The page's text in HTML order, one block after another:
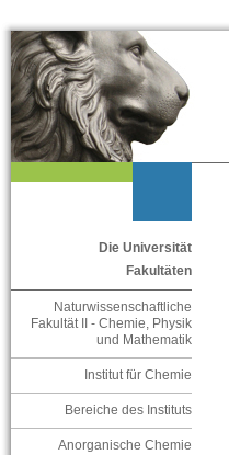
Die Universität
Fakultäten
Naturwissenschaftliche
Fakultät II - Chemie, Physik
und Mathematik
Institut für Chemie
Bereiche des Instituts
Anorganische Chemie